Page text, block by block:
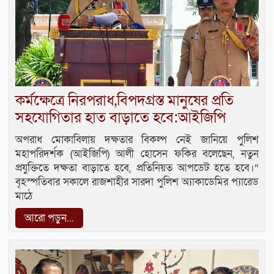
কর্মক্ষেত্রে নিরপরাধ,বিপদগ্রস্ত মানুষের প্রতি
সহযোগিতার হাত বাড়াতে হবে:আইজিপি
অপরাধ মোকাবিলায় দক্ষতার বিকল্প নেই জানিয়ে পুলিশ
মহাপরিদর্শক (আইজিপি) আলী হোসেন ফকির বলেছেন, নতুন
প্রযুক্তিতে দক্ষতা বাড়াতে হবে, প্রতিনিয়ত আপডেট হতে হবে।”
বৃহস্পতিবার সকালে রাজশাহীর সারদা পুলিশ অ্যাকাডেমির প্যারেড
মাঠে
আরো পড়ুন...